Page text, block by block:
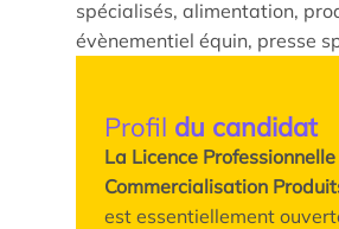
spécialisés, alimentation,
évènementiel équin, presse
Profil du candidat
La Licence Professionnelle
Commercialisation
est essentiellement